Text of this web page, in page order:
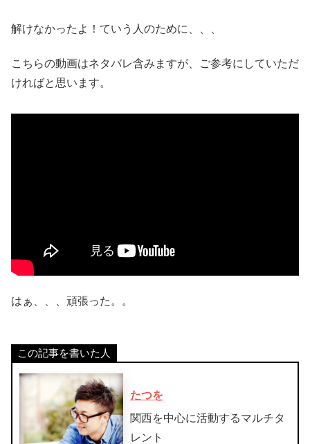
解けなかったよ！ていう人のために、、、
こちらの動画はネタバレ含みますが、ご参考にしていただ
ければと思います。
はぁ、、、頑張った。。
この記事を書いた人
たつを
関西を中心に活動するマルチタ
レント